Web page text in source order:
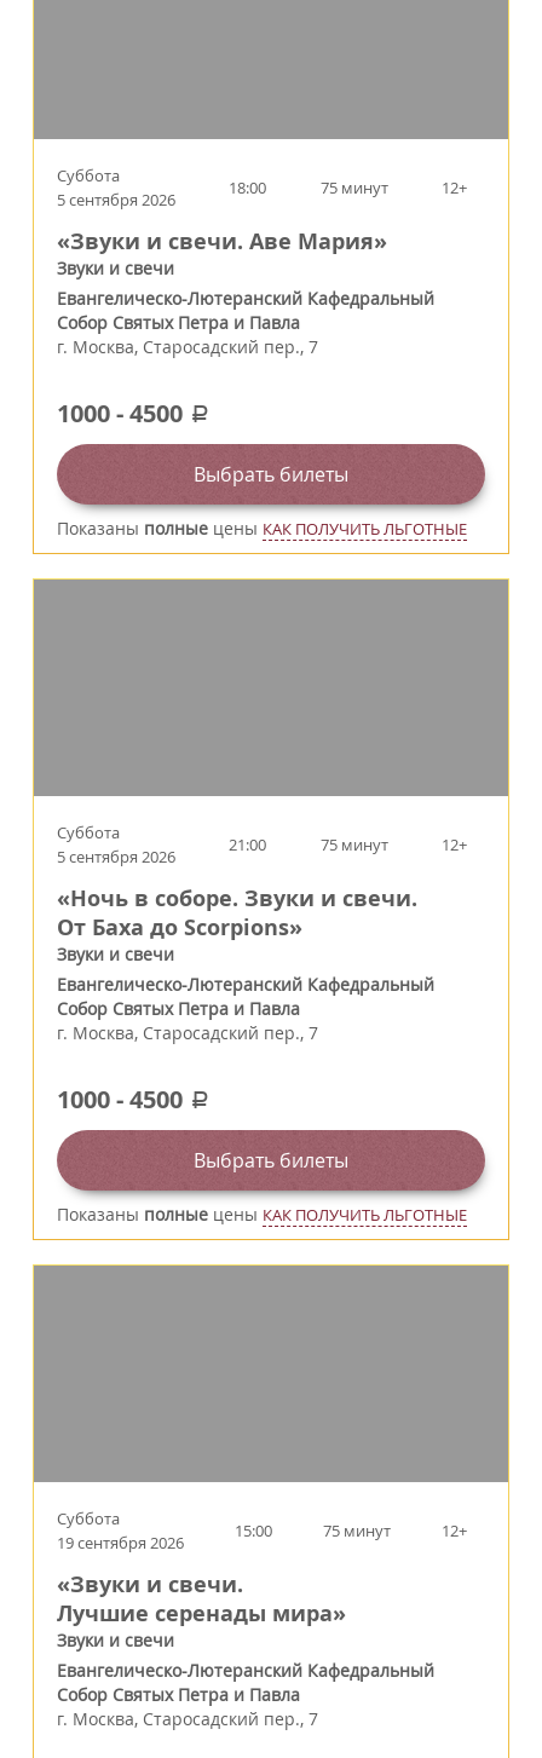
Суббота
5 сентября 2026
18:00 75 минут 12+
«Звуки и свечи. Аве Мария»
Звуки и свечи
Евангелическо-Лютеранский Кафедральный
Собор Святых Петра и Павла
г. Москва, Старосадский пер., 7
1000-4500 a
Выбрать билеты
Показаны полные цены КАК ПОЛУЧИТЬ ЛЬГОТНЫЕ
Суббота
5 сентября 2026
21:00 75 минут 12+
«Ночь в соборе. Звуки и свечи.
От Баха до Scorpions»
Звуки и свечи
Евангелическо-Лютеранский Кафедральный
Собор Святых Петра и Павла
г. Москва, Старосадский пер., 7
1000-4500 a
Выбрать билеты
Показаны полные цены КАК ПОЛУЧИТЬ ЛЬГОТНЫЕ
Суббота
19 сентября 2026
15:00 75 минут 12+
«Звуки и свечи.
Лучшие серенады мира»
Звуки и свечи
Евангелическо-Лютеранский Кафедральный
Собор Святых Петра и Павла
г. Москва, Старосадский пер., 7